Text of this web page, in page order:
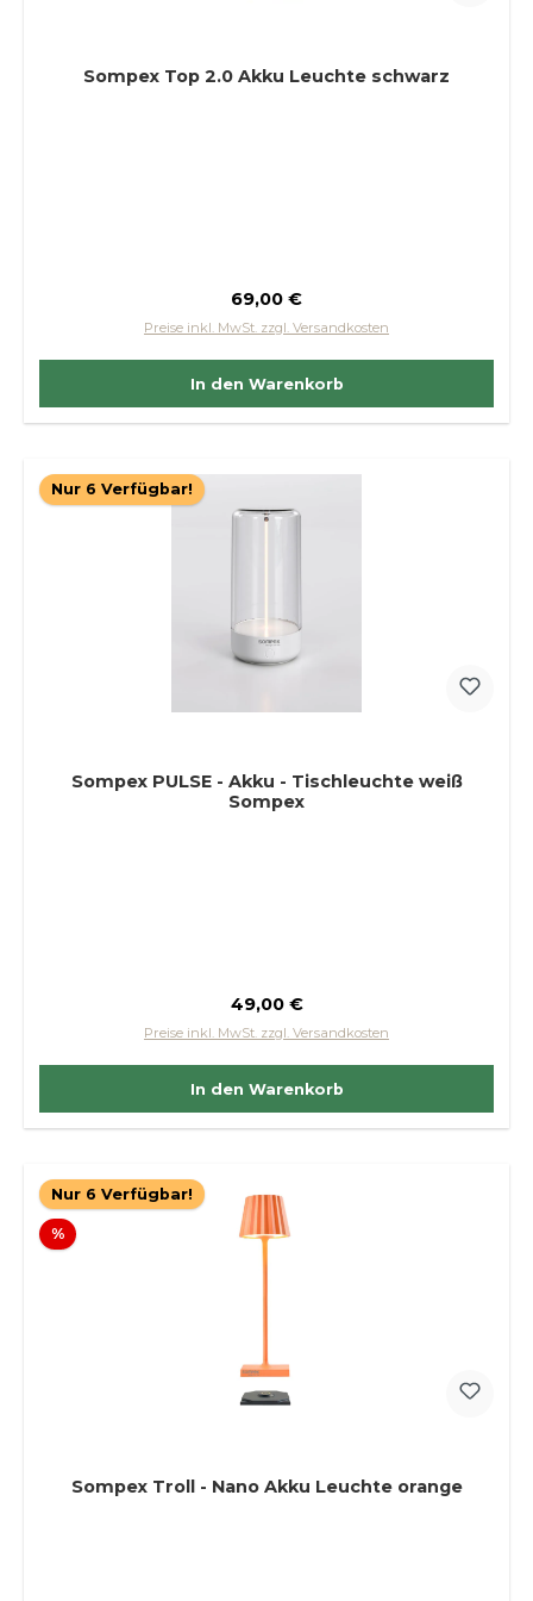
Sompex Top 2.0 Akku Leuchte schwarz
Regulärer Preis:
69,00 €
Preise inkl. MwSt. zzgl. Versandkosten
In den Warenkorb
Nur 6 Verfügbar!
Sompex PULSE - Akku - Tischleuchte weiß
Sompex
Regulärer Preis:
49,00 €
Preise inkl. MwSt. zzgl. Versandkosten
In den Warenkorb
Nur 6 Verfügbar!
%Rabatt
Sompex Troll - Nano Akku Leuchte orange